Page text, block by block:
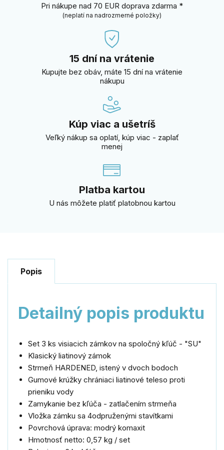
Pri nákupe nad 70 EUR doprava zdarma *
(neplatí na nadrozmerné položky)
15 dní na vrátenie
Kupujte bez obáv, máte 15 dní na vrátenie
nákupu
Kúp viac a ušetríš
Veľký nákup sa oplatí, kúp viac - zaplať
menej
Platba kartou
U nás môžete platiť platobnou kartou
Popis
Detailný popis produktu
Set 3 ks visiacich zámkov na spoločný kľúč - "SU"
Klasický liatinový zámok
Strmeň HARDENED, istený v dvoch bodoch
Gumové krúžky chrániaci liatinové teleso proti
prieniku vody
Zamykanie bez kľúča - zatlačením strmeňa
Vložka zámku sa 4odpruženými stavítkami
Povrchová úprava: modrý komaxit
Hmotnosť netto: 0,57 kg / set